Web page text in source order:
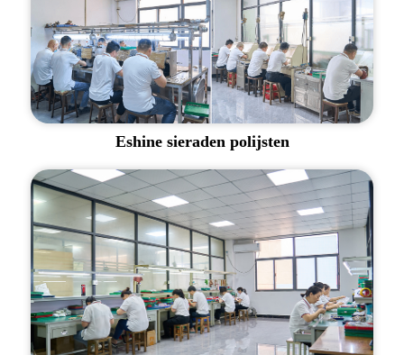
Eshine sieraden polijsten